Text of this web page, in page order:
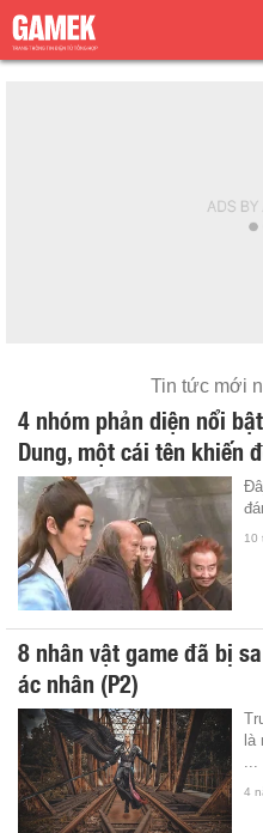
Tin tức mới
4 nhóm phản diện nổi
Dung, một cái tên khiến
10
8 nhân vật game đã bị
ác nhân (P2)
là
4